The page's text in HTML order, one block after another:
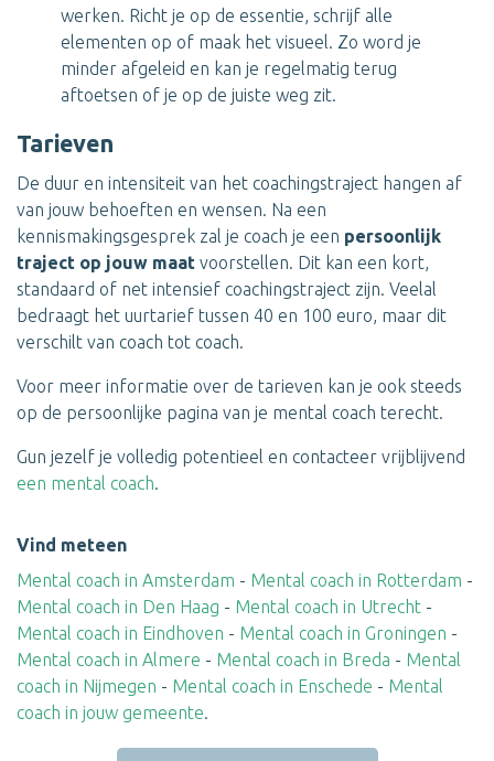
werken. Richt je op de essentie, schrijf alle
elementen op of maak het visueel. Zo word je
minder afgeleid en kan je regelmatig terug
aftoetsen of je op de juiste weg zit.
Tarieven
De duur en intensiteit van het coachingstraject hangen af
van jouw behoeften en wensen. Na een
kennismakingsgesprek zal je coach je een persoonlijk
traject op jouw maat voorstellen. Dit kan een kort,
standaard of net intensief coachingstraject zijn. Veelal
bedraagt het uurtarief tussen 40 en 100 euro, maar dit
verschilt van coach tot coach.
Voor meer informatie over de tarieven kan je ook steeds
op de persoonlijke pagina van je mental coach terecht.
Gun jezelf je volledig potentieel en contacteer vrijblijvend
een mental coach
Vind meteen
Mental coach in Amsterdam - Mental coach in Rotterdam -
Mental coach in Den Haag - Mental coach in Utrecht -
Mental coach in Eindhoven - Mental coach in Groningen -
Mental coach in Almere - Mental coach in Breda - Mental
coach in Nijmegen - Mental coach in Enschede - Mental
coach in jouw gemeente